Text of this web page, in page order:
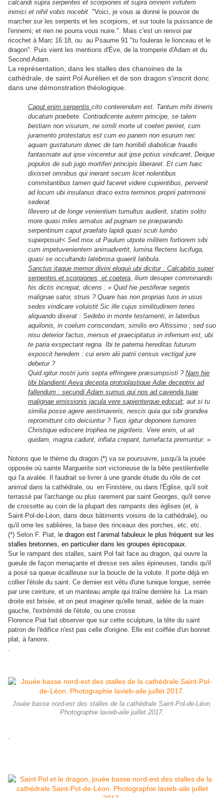
calcandi supra serpentes et scorpiones et supra omnem virtutem
inimici et nihil vobis nocebit "Voici, je vous ai donné le pouvoir de
marcher sur les serpents et les scorpions, et sur toute la puissance de
l'ennemi; et rien ne pourra vous nuire.". Mais c'est un renvoi par
ricochet à Marc 16:18, ou au Psaume 91 "tu fouleras le lionceau et le
dragon". Puis vient les mentions d'Éve, de la tromperie d'Adam et du
Second Adam.
La représentation, dans les stalles des chanoines de la
cathédrale, de saint Pol Aurélien et de son dragon s'inscrit donc
dans une démonstration théologique.
Caput enim serpentis cito conterendum est. Tantum mihi itineris
ducatum præbete. Contradicente autem principe, se talem
bestiam non visurum, ne simili morte ut coeteri periret, cum
juramento protestatus est cum eo panem non esurum nec
aquam gustaturum donec de tam horribili diabolicæ fraudis
fantasmate aut ipse vinceretur aut ipse potius vindicaret, Deique
populos de sub jugo mortiferi principis liberaret. Et cum hæc
dixisset omnibus qui inerant secum licet nolentibus
commitantibus tamen quid faceret videre cupientibus, pervenit
ad locum ubi insulanus draco extra terminos proprii patrimonii
sederat.
Illevero ut de longe venientium tumultus audierit, statim solito
more quasi miles armatus ad pugnam se præparando
serpentinum caput praefato lapidi quasi scuti lumbo
superposuit< Sed mox ut Paulum utpote militem fortiorem sibi
cum impetuvenientem animadvertit, lumina flectens lucifuga,
quasi se occultando latebrosa quaerit latibula.
Sanctus itaque memor divini eloquii ubi dicitur : Calcabitis super
serpentes et scorpiones, et coetera, ilium desuper comminando
his dictis increpat, dicens : « Quid hie pestiferæ segetis
malignae sator, struis ? Quare has non proprias tuos in usus
sedes vindicare voluistit Sic ille cujus similitudinem tenes
aliquando dixerat : Sedebo in monte testamenti, in lateribus
aquilonis, in coelum conscendam, similis ero Altissimo ; sed suo
nisu deterior factus, mersus et praecipitatus in infernum est, ubi
te paria exspectant regna. Ibi te paterna hereditas futurum
exposcit heredem : cui enim alii patrii census vectigal jure
debetur ?
Quid igitur nostri juris septa effringere præsumpsisti ? Nam hie
tibi blandienti Aeva decepta protoplastique Adæ deceptrix ad
fallendum : secundi Adam sumus qui nos ad cavenda tuae
malignae emissionis jacula vere sapienterque edocuit; aut si tu
similia posse agere aestimaveris, nescis quia qui sibi grandea
repromittunt cito deiciuntur ? Tuos igitur deponere tumores
Christique ediscere trophea ne pigriteris. Vere enim, ut ait
quidam, magna cadunt, inflata crepant, tumefacta premuntur. »
.
Notons que le thème du dragon (*) va se poursuivre, jusqu'à la jouée
opposée où sainte Marguerite sort victorieuse de la bête pestilentielle
qui l'a avalée. Il faudrait se livrer à une grande étude du rôle de cet
animal dans la cathédrale, ou en Finistère, ou dans l'Église, qu'il soit
terrassé par l'archange ou plus rarement par saint Georges, qu'il serve
de crossette au coin de la plupart des rampants des églises (et, à
Saint-Pol-de-Léon, dans deux bâtiments voisins de la cathédrale), ou
qu'il orne les sablières, la base des rinceaux des porches, etc, etc.
(*) Selon F. Piat, l e dragon est l’animal fabuleux le plus fréquent sur les
stalles bretonnes, en particulier dans les groupes épiscopaux.
Sur le rampant des stalles, saint Pol fait face au dragon, qui ouvre la
gueule de façon menaçante et dresse ses ailes épineuses, tandis qu'il
a posé sa queue écailleuse sur la boucle de la volute. Il porte déjà en
collier l'étole du saint. Ce dernier est vêtu d'une tunique longue, serrée
par une ceinture, et un manteau ample qui traîne derrière lui. La main
droite est brisée, et on peut imaginer qu'elle tenait, aidée de la main
gauche, l'extrémité de l'étole, ou une crosse.
Florence Piat fait observer que sur cette sculpture, la tête du saint
patron de l'édifice n'est pas celle d'origine. Elle est coiffée d'un bonnet
plat, à fanons.
.
Jouée basse nord-est des stalles de la cathédrale Saint-Pol-de-Léon.
Photographie lavieb-aile juillet 2017.
.